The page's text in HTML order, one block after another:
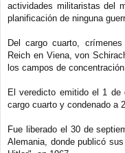
actividades militaristas del
planificación de ninguna
Del cargo cuarto,
Reich en Viena, von
los campos de
El veredicto emitido el 1 de
cargo cuarto y condenado a
Fue liberado el 30 de
Alemania, donde publicó